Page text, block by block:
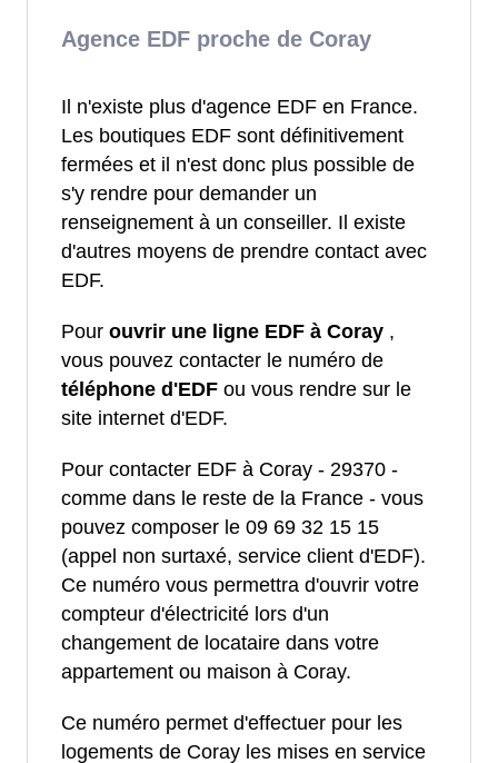
Agence EDF proche de Coray
Il n'existe plus d'agence EDF en France.
Les boutiques EDF sont définitivement
fermées et il n'est donc plus possible de
s'y rendre pour demander un
renseignement à un conseiller. Il existe
d'autres moyens de prendre contact avec
EDF.
Pour ouvrir une ligne EDF à Coray ,
vous pouvez contacter le numéro de
téléphone d'EDF ou vous rendre sur le
site internet d'EDF.
Pour contacter EDF à Coray - 29370 -
comme dans le reste de la France - vous
pouvez composer le 09 69 32 15 15
(appel non surtaxé, service client d'EDF).
Ce numéro vous permettra d'ouvrir votre
compteur d'électricité lors d'un
changement de locataire dans votre
appartement ou maison à Coray.
Ce numéro permet d'effectuer pour les
logements de Coray les mises en service